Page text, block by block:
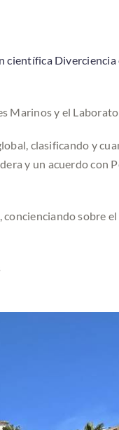
científica Diverciencia
Marinos y el
clasificando y
y un acuerdo con
sobre